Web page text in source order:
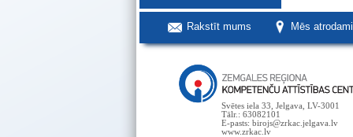
Rakstīt mums Mēs
Svētes iela 33, Jelgava, LV-3001
Tālr.: 63082101
E-pasts: birojs@zrkac.jelgava.lv
www.zrkac.lv